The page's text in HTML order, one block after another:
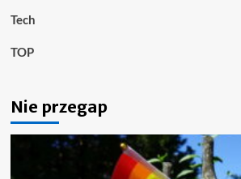
Tech
TOP
Nie przegap